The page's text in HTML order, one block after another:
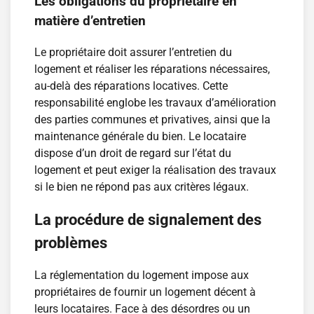
matière d’entretien
Le propriétaire doit assurer l’entretien du
logement et réaliser les réparations nécessaires,
au-delà des réparations locatives. Cette
responsabilité englobe les travaux d’amélioration
des parties communes et privatives, ainsi que la
maintenance générale du bien. Le locataire
dispose d’un droit de regard sur l’état du
logement et peut exiger la réalisation des travaux
si le bien ne répond pas aux critères légaux.
La procédure de signalement des
problèmes
La réglementation du logement impose aux
propriétaires de fournir un logement décent à
leurs locataires. Face à des désordres ou un